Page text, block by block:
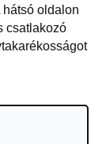
hátsó oldalon
csatlakozó